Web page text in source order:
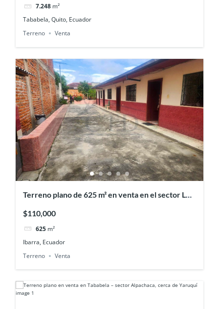
7.248 m²
Tababela, Quito, Ecuador
Terreno
Venta
Terreno plano de 625 m² en venta en el sector Los
$110,000
625 m²
Ibarra, Ecuador
Terreno
Venta